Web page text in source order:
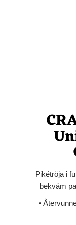
Pikétröja i
bekväm
•